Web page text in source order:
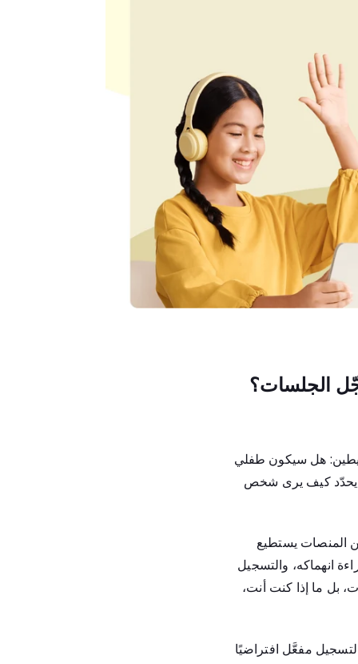
الجلسات؟
هل سيكون طفلي
يحدّد كيف يرى شخص
المنصات يستطيع
انهماكه، والتسجيل
بل ما إذا كنت أنت،
مفعَّل افتراضيًا